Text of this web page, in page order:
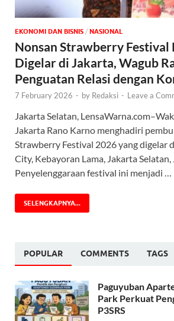
EKONOMI DAN BISNIS / NASIONAL
Nonsan Strawberry Festival
Digelar di Jakarta, Wagub
Penguatan Relasi dengan
7 February 2026 - by Redaksi - Leave a
Jakarta Selatan,
Jakarta Rano Karno menghadiri
Strawberry Festival 2026 yang digelar
City, Kebayoran Lama, Jakarta
Penyelenggaraan festival ini menjadi …
SELENGKAPNYA...
POPULAR COMMENTS TAGS
Paguyuban
Park Perkuat
P3SRS